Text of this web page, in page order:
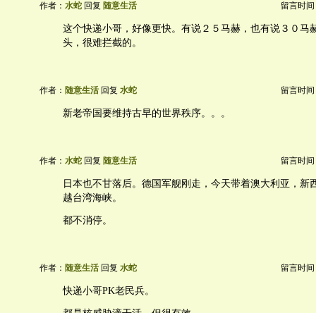
作者： 水蛇 回复 随意生活 留言时间
这个快递小哥，好像更快。有说２５马赫，也有说３０马
头，很难拦截的。
作者： 随意生活 回复 水蛇 留言时间
新老帝国要维持古早的世界秩序。。。
作者： 水蛇 回复 随意生活 留言时间
日本也不甘落后。德国军舰刚走，今天带着澳大利亚，新
越台湾海峡。
都不消停。
作者： 随意生活 回复 水蛇 留言时间
快递小哥PK老民兵。